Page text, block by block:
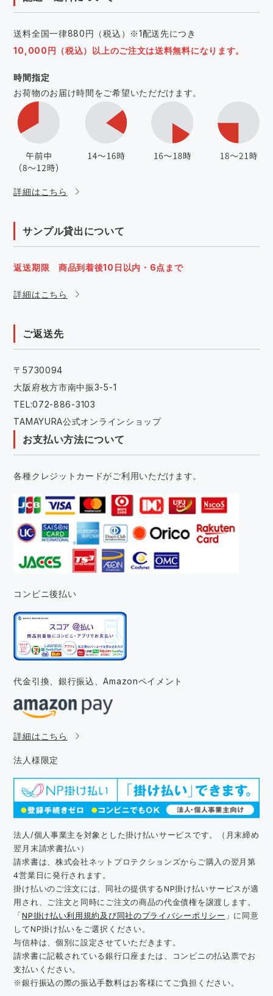
送料全国一律880円（税込）※1配送先につき
10,000円（税込）以上のご注文は送料無料になります。
時間指定
お荷物のお届け時間をご希望いただだけます。
詳細はこちら
サンプル貸出について
返送期限 商品到着後10日以内・6点まで
詳細はこちら
ご返送先
〒5730094
大阪府枚方市南中振3-5-1
TEL:072-886-3103
TAMAYURA公式オンラインショップ
お支払い方法について
各種クレジットカードがご利用いただけます。
コンビニ後払い
代金引換、銀行振込、Amazonペイメント
詳細はこちら
法人様限定
法人/個人事業主を対象とした掛け払いサービスです。（月末締め
翌月末請求書払い）
請求書は、株式会社ネットプロテクションズからご購入の翌月第
4営業日に発行されます。
掛け払いのご注文には、同社の提供するNP掛け払いサービスが適
用され、ご注文と同時にご注文の商品の代金債権を譲渡します。
「NP掛け払い利用規約及び同社のプライバシーポリシー 」に同意
してNP掛け払いをご選択ください。
与信枠は、個別に設定させていただきます。
請求書に記載されている銀行口座または、コンビニの払込票でお
支払いください。
※銀行振込の際の振込手数料はお客様にてご負担ください。